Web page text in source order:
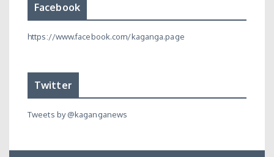
Facebook
https://www.facebook.com/kaganga.page
Twitter
Tweets by @kaganganews